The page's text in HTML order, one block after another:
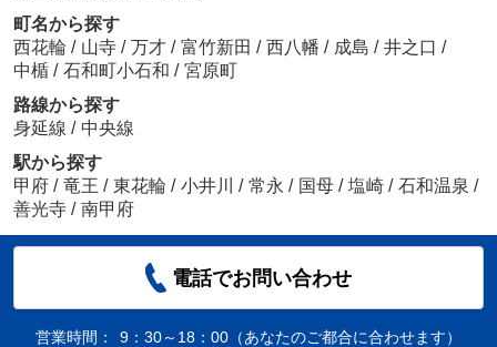
町名から探す
西花輪 / 山寺 / 万才 / 富竹新田 / 西八幡 / 成島 / 井之口 /
中楯 / 石和町小石和 / 宮原町
路線から探す
身延線 / 中央線
駅から探す
甲府 / 竜王 / 東花輪 / 小井川 / 常永 / 国母 / 塩崎 / 石和温泉 /
善光寺 / 南甲府
電話でお問い合わせ
営業時間：
9：30～18：00（あなたのご都合に合わせます）